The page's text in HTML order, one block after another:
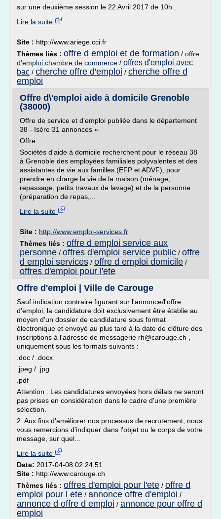
sur une deuxième session le 22 Avril 2017 de 10h...
Lire la suite
Site : http://www.ariege.cci.fr
Thèmes liés : offre d emploi et de formation / offre
d'emploi chambre de commerce / offres d'emploi avec
bac / cherche offre d'emploi / cherche offre d
emploi
Offre d\'emploi aide à domicile Grenoble
(38000)
Offre de service et d'emploi publiée dans le département
38 - Isère 31 annonces »
Offre
Sociétés d'aide à domicile recherchent pour le réseau 38
à Grenoble des employées familiales polyvalentes et des
assistantes de vie aux familles (EFP et ADVF), pour
prendre en charge la vie de la maison (ménage,
repassage, petits travaux de lavage) et de la personne
(préparation de repas,...
Lire la suite
Site : http://www.emploi-services.fr
Thèmes liés : offre d emploi service aux
personne / offres d'emploi service public / offre
d emploi services / offre d emploi domicile /
offres d'emploi pour l'ete
Offre d'emploi | Ville de Carouge
Sauf indication contraire figurant sur l'annonce/l'offre
d'emploi, la candidature doit exclusivement être établie au
moyen d'un dossier de candidature sous format
électronique et envoyé au plus tard à la date de clôture des
inscriptions à l'adresse de messagerie rh@carouge.ch ,
uniquement sous les formats suivants :
.doc / .docx
.jpeg / .jpg
.pdf
Attention : Les candidatures envoyées hors délais ne seront
pas prises en considération dans le cadre d'une première
sélection.
2. Aux fins d'améliorer nos processus de recrutement, nous
vous remercions d'indiquer dans l'objet ou le corps de votre
message, sur quel...
Lire la suite
Date: 2017-04-08 02:24:51
Site : http://www.carouge.ch
Thèmes liés : offres d'emploi pour l'ete / offre d
emploi pour l ete / annonce offre d'emploi /
annonce d offre d emploi / annonce pour offre d
emploi